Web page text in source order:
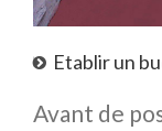
Etablir un
Avant de